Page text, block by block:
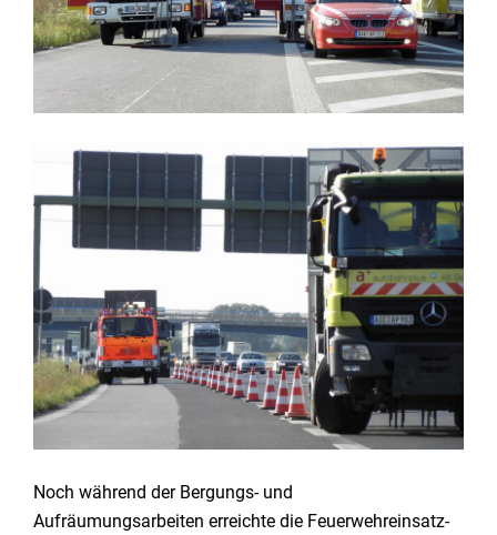
Noch während der Bergungs- und
Aufräumungsarbeiten erreichte die Feuerwehreinsatz-